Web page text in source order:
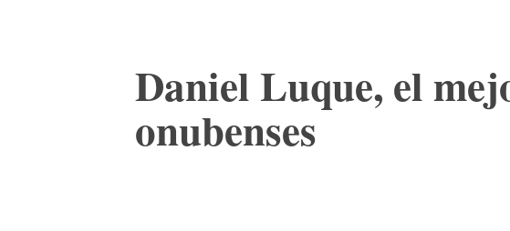
Daniel Luque, el
onubenses